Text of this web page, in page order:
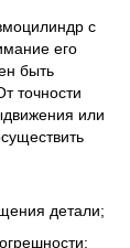
с
его
быть
точности
или
детали;